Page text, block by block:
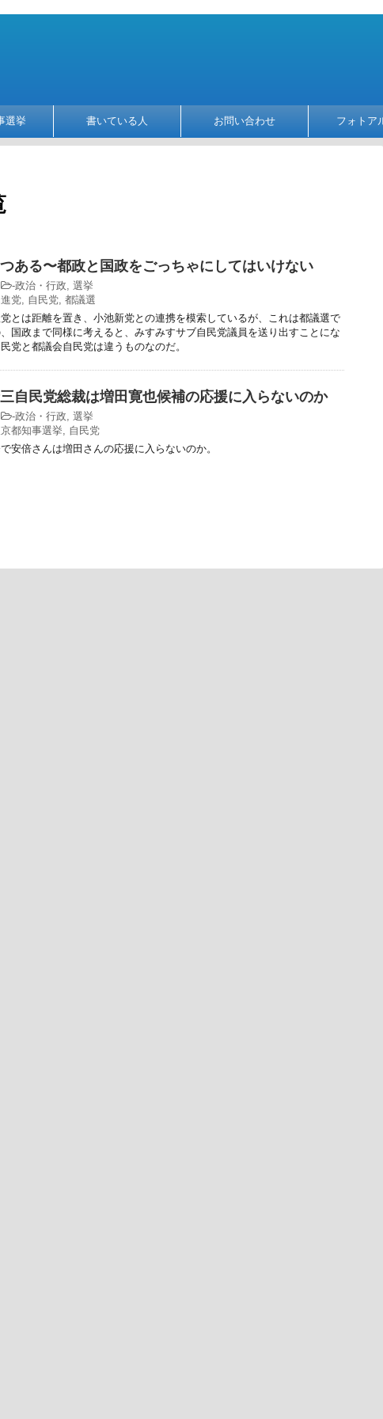
選挙 書いている人 お問い合わせ フォトア
ある〜都政と国政をごっちゃにしてはいけない
-政治・行政, 選挙
進党, 自民党, 都議選
とは距離を置き、小池新党との連携を模索しているが、これは都議選で
国政まで同様に考えると、みすみすサブ自民党議員を送り出すことにな
党と都議会自民党は違うものなのだ。
自民党総裁は増田寛也候補の応援に入らないのか
-政治・行政, 選挙
都知事選挙, 自民党
安倍さんは増田さんの応援に入らないのか。